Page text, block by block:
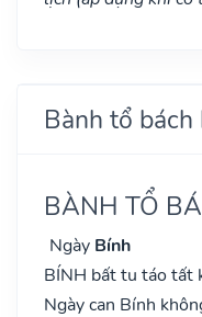
Bành tổ
BÀNH TỔ
Ngày Bính
BÍNH bất tu táo tất
Ngày can Bính